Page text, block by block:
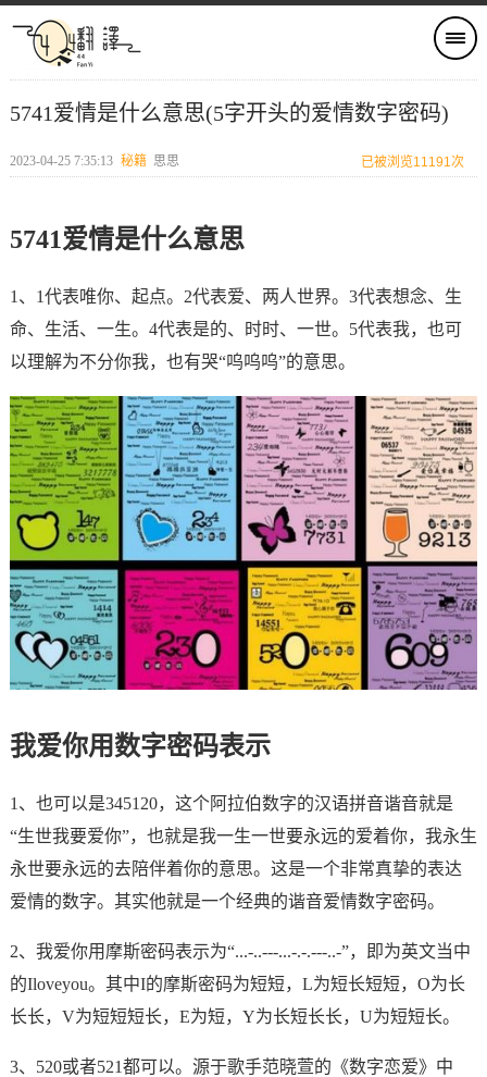
5741爱情是什么意思(5字开头的爱情数字密码)
2023-04-25 7:35:13 秘籍 思思 已被浏览11191次
5741爱情是什么意思
1、1代表唯你、起点。2代表爱、两人世界。3代表想念、生
命、生活、一生。4代表是的、时时、一世。5代表我，也可
以理解为不分你我，也有哭“呜呜呜”的意思。
我爱你用数字密码表示
1、也可以是345120，这个阿拉伯数字的汉语拼音谐音就是
“生世我要爱你”，也就是我一生一世要永远的爱着你，我永生
永世要永远的去陪伴着你的意思。这是一个非常真挚的表达
爱情的数字。其实他就是一个经典的谐音爱情数字密码。
2、我爱你用摩斯密码表示为“...-..---...-.-.---..-”，即为英文当中
的Iloveyou。其中I的摩斯密码为短短，L为短长短短，O为长
长长，V为短短短长，E为短，Y为长短长长，U为短短长。
3、520或者521都可以。源于歌手范晓萱的《数字恋爱》中